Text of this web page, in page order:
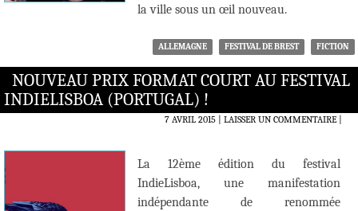
la ville sous un œil nouveau.
ALLEMAGNE FESTIVAL DE BREST FICTION
NOUVEAU PRIX FORMAT COURT AU FESTIVAL
INDIELISBOA (PORTUGAL) !
7 AVRIL 2015 LAISSER UN COMMENTAIRE|
La 12ème édition du festival
IndieLisboa, une manifestation
indépendante de renommée